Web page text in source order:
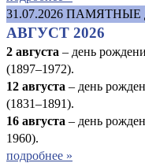
31.07.2026 ПАМЯТНЫЕ
АВГУСТ 2026
2 августа – день
(1897–1972).
12 августа – день
(1831–1891).
16 августа – день
1960).
подробнее »